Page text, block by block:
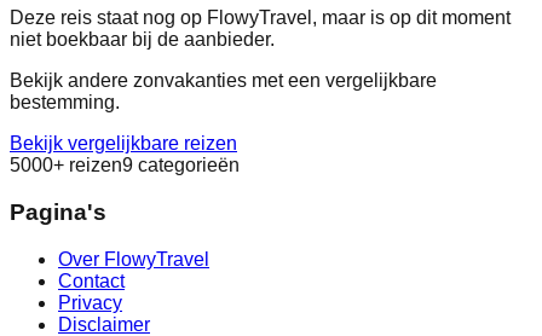
Deze reis staat nog op FlowyTravel, maar is op dit moment
niet boekbaar bij de aanbieder.
Bekijk andere zonvakanties met een vergelijkbare
bestemming.
Bekijk vergelijkbare reizen
5000+ reizen9 categorieën
Pagina's
Over FlowyTravel
Contact
Privacy
Disclaimer